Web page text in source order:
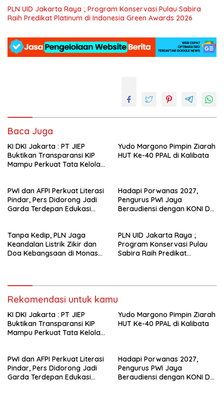
PLN UID Jakarta Raya ; Program Konservasi Pulau Sabira
Raih Predikat Platinum di Indonesia Green Awards 2026
Baca Juga
KI DKI Jakarta : PT JIEP
Buktikan Transparansi KIP
Mampu Perkuat Tata Kelola
Yudo Margono Pimpin Ziarah
HUT Ke-40 PPAL di Kalibata
PWI dan AFPI Perkuat Literasi
Pindar, Pers Didorong Jadi
Garda Terdepan Edukasi
Hadapi Porwanas 2027,
Pengurus PWI Jaya
Beraudiensi dengan KONI DKI
Tanpa Kedip, PLN Jaga
Keandalan Listrik Zikir dan
Doa Kebangsaan di Monas
PLN UID Jakarta Raya ;
Program Konservasi Pulau
Sabira Raih Predikat
Rekomendasi untuk kamu
KI DKI Jakarta : PT JIEP
Buktikan Transparansi KIP
Mampu Perkuat Tata Kelola
Yudo Margono Pimpin Ziarah
HUT Ke-40 PPAL di Kalibata
PWI dan AFPI Perkuat Literasi
Pindar, Pers Didorong Jadi
Garda Terdepan Edukasi
Hadapi Porwanas 2027,
Pengurus PWI Jaya
Beraudiensi dengan KONI DKI